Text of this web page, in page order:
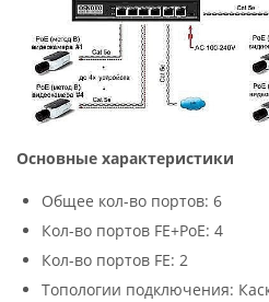
Основные характеристики
Общее кол-во портов: 6
Кол-во портов FE+PoE: 4
Кол-во портов FE: 2
Топологии подключения: